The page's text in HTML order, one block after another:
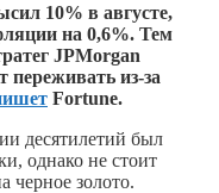
10% в августе,
на 0,6%. Тем
JPMorgan
переживать из-за
Fortune.
десятилетий был
однако не стоит
черное золото.